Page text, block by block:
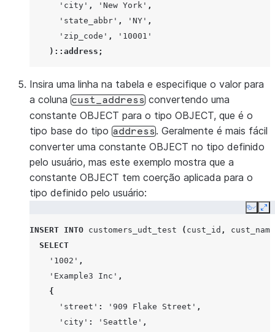
'city' , 'New York' ,
'state_abbr' , 'NY' ,
'zip_code' ,
'10001'
) ::address ;
Insira uma linha na tabela e especifique o valor para
a coluna cust_address convertendo uma
constante OBJECT para o tipo OBJECT, que é o
tipo base do tipo address. Geralmente é mais fácil
converter uma constante OBJECT no tipo definido
pelo usuário, mas este exemplo mostra que a
constante OBJECT tem coerção aplicada para o
tipo definido pelo usuário:
Copy
INSERT INTO customers_udt_test ( cust_id ,
cust_name
SELECT
'1002' ,
'Example3 Inc' ,
{
'street' : '909 Flake Street' ,
'city' : 'Seattle' ,